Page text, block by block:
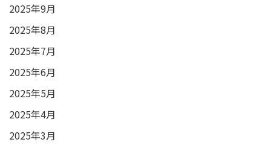
2025年9月
2025年8月
2025年7月
2025年6月
2025年5月
2025年4月
2025年3月